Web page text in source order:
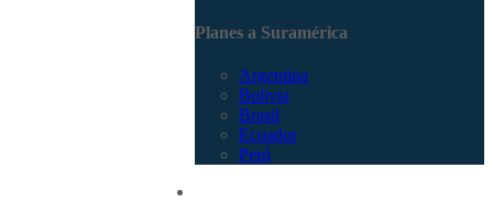
Planes a Suramérica
Argentina
Bolivia
Brasil
Ecuador
Perú